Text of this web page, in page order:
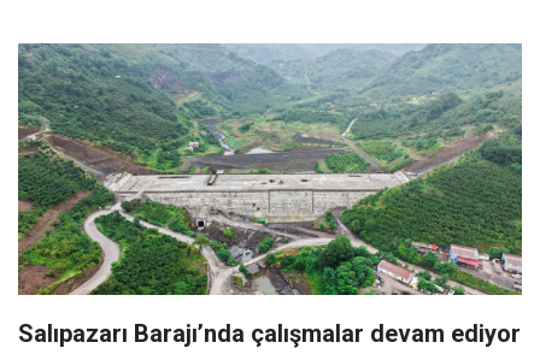
Salıpazarı Barajı’nda çalışmalar devam ediyor